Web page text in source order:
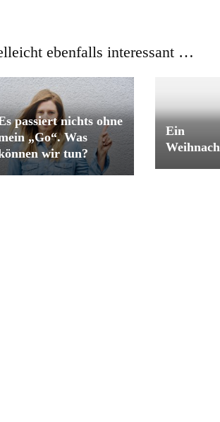
ebenfalls interessant …
passiert nichts ohne
„Go“. Was
wir tun?
Ein